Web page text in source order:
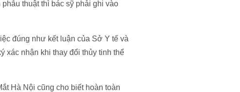
thuật thì bác sỹ phải ghi vào
đúng như kết luận của Sở Y tế và
xác nhận khi thay đổi thủy tinh thể
Hà Nội cũng cho biết hoàn toàn